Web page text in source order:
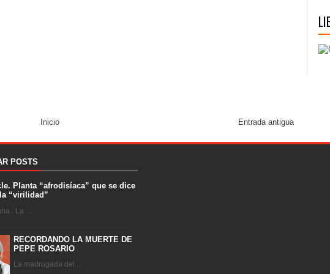
Entrada antigua
Inicio
POSTS
Planta “afrodisíaca” que se dice
“virilidad”
. La ...
RECORDANDO LA MUERTE DE
PEPE ROSARIO
La madrugada del ...